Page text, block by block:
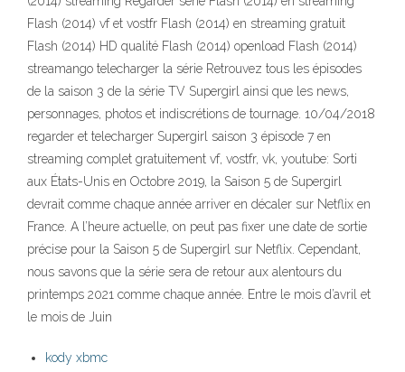
Flash (2014) vf et vostfr Flash (2014) en streaming gratuit
Flash (2014) HD qualité Flash (2014) openload Flash (2014)
streamango telecharger la série Retrouvez tous les épisodes
de la saison 3 de la série TV Supergirl ainsi que les news,
personnages, photos et indiscrétions de tournage. 10/04/2018
regarder et telecharger Supergirl saison 3 épisode 7 en
streaming complet gratuitement vf, vostfr, vk, youtube: Sorti
aux États-Unis en Octobre 2019, la Saison 5 de Supergirl
devrait comme chaque année arriver en décaler sur Netflix en
France. A l’heure actuelle, on peut pas fixer une date de sortie
précise pour la Saison 5 de Supergirl sur Netflix. Cependant,
nous savons que la série sera de retour aux alentours du
printemps 2021 comme chaque année. Entre le mois d’avril et
le mois de Juin
kody xbmc